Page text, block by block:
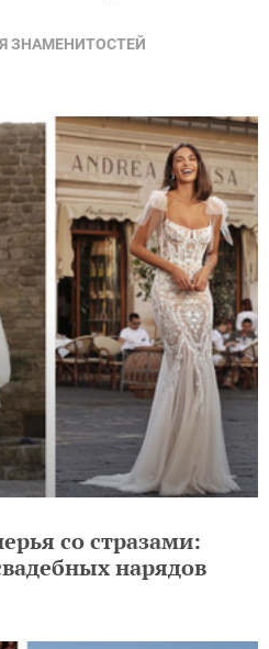
ЗНАМЕНИТОСТЕЙ
со стразами:
нарядов